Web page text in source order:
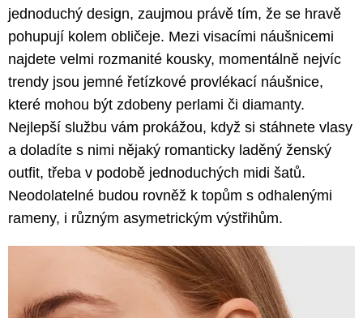
jednoduchý design, zaujmou právě tím, že se hravě
pohupují kolem obličeje. Mezi visacími náušnicemi
najdete velmi rozmanité kousky, momentálně nejvíc
trendy jsou jemné řetízkové provlékací náušnice,
které mohou být zdobeny perlami či diamanty.
Nejlepší službu vám prokážou, když si stáhnete vlasy
a doladíte s nimi nějaký romanticky laděný ženský
outfit, třeba v podobě jednoduchých midi šatů.
Neodolatelné budou rovněž k topům s odhalenými
rameny, i různým asymetrickým výstřihům.